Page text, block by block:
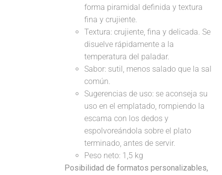
forma piramidal definida y textura
fina y crujiente.
Textura: crujiente, fina y delicada. Se
disuelve rápidamente a la
temperatura del paladar.
Sabor: sutil, menos salado que la sal
común.
Sugerencias de uso: se aconseja su
uso en el emplatado, rompiendo la
escama con los dedos y
espolvoreándola sobre el plato
terminado, antes de servir.
Peso neto: 1,5 kg
Posibilidad de formatos personalizables,